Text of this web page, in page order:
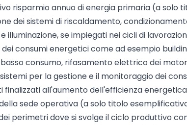
risparmio annuo di energia primaria (a solo
dei sistemi di riscaldamento,
illuminazione, se impiegati nei cicli di
dei consumi energetici come ad esempio
consumo, rifasamento elettrico dei
per la gestione e il monitoraggio dei
finalizzati all'aumento dell'efficienza
sede operativa (a solo titolo
perimetri dove si svolge il ciclo produttivo